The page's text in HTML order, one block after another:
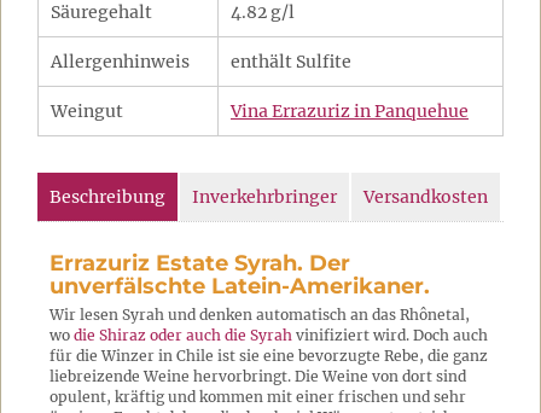
Säuregehalt 4.82 g/l
Allergenhinweis enthält Sulfite
Weingut Vina Errazuriz in Panquehue
Beschreibung Inverkehrbringer Versandkosten
Errazuriz Estate Syrah. Der
unverfälschte Latein-Amerikaner.
Wir lesen Syrah und denken automatisch an das Rhônetal,
wo die Shiraz oder auch die Syrah vinifiziert wird. Doch auch
für die Winzer in Chile ist sie eine bevorzugte Rebe, die ganz
liebreizende Weine hervorbringt. Die Weine von dort sind
opulent, kräftig und kommen mit einer frischen und sehr